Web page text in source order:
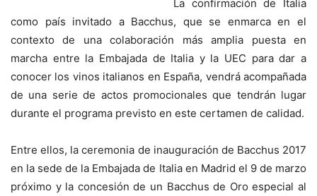
La confirmación de Italia
como país invitado a Bacchus, que se enmarca en el
contexto de una colaboración más amplia puesta en
marcha entre la Embajada de Italia y la UEC para dar a
conocer los vinos italianos en España, vendrá acompañada
de una serie de actos promocionales que tendrán lugar
durante el programa previsto en este certamen de calidad.
Entre ellos, la ceremonia de inauguración de Bacchus 2017
en la sede de la Embajada de Italia en Madrid el 9 de marzo
próximo y la concesión de un Bacchus de Oro especial al